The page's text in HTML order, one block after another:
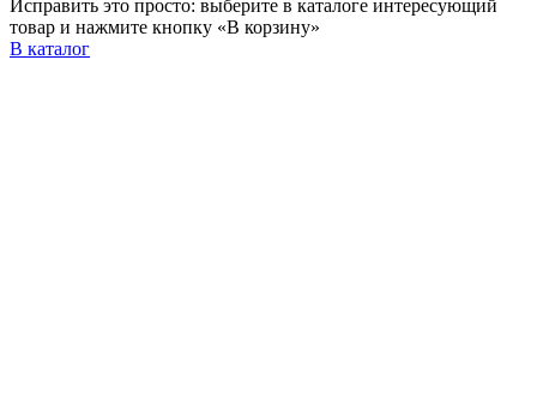
Исправить это просто: выберите в каталоге интересующий
товар и нажмите кнопку «В корзину»
В каталог